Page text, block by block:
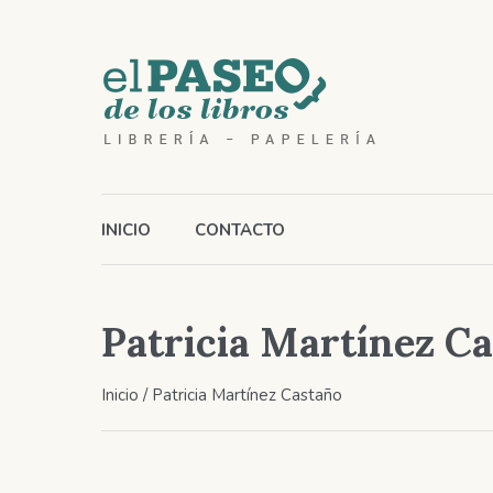
INICIO CONTACTO
Patricia Martínez
Inicio / Patricia Martínez Castaño